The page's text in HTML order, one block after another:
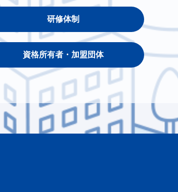
研修体制
資格所有者・加盟団体